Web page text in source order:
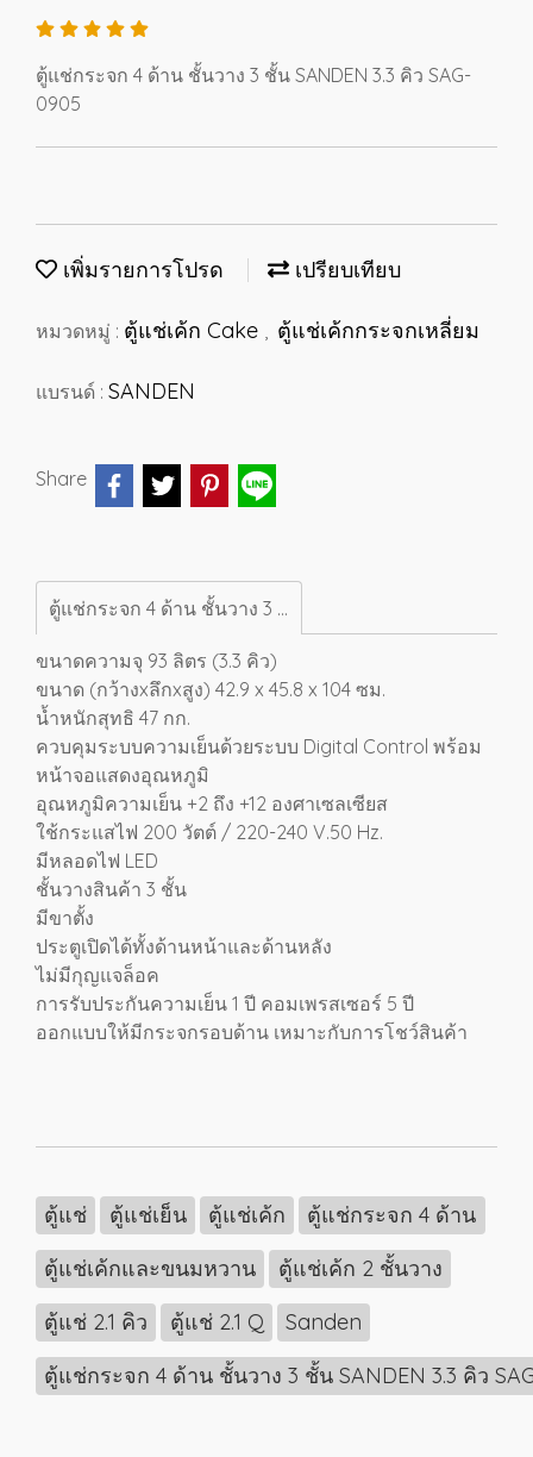
ตู้แช่กระจก 4 ด้าน ชั้นวาง 3 ชั้น SANDEN 3.3 คิว SAG-
0905
เพิ่มรายการโปรด เปรียบเทียบ
หมวดหมู่ : ตู้แช่เค้ก Cake , ตู้แช่เค้กกระจกเหลี่ยม
แบรนด์ : SANDEN
Share
ตู้แช่กระจก 4 ด้าน ชั้นวาง 3 ชั้น SANDEN 3.3 คิว SAG-0905
ขนาดความจุ 93 ลิตร (3.3 คิว)
ขนาด (กว้างxลึกxสูง) 42.9 x 45.8 x 104 ซม.
น้ำหนักสุทธิ 47 กก.
ควบคุมระบบความเย็นด้วยระบบ Digital Control พร้อม
หน้าจอแสดงอุณหภูมิ
อุณหภูมิความเย็น +2 ถึง +12 องศาเซลเซียส
ใช้กระแสไฟ 200 วัตต์ / 220-240 V.50 Hz.
มีหลอดไฟ LED
ชั้นวางสินค้า 3 ชั้น
มีขาตั้ง
ประตูเปิดได้ทั้งด้านหน้าและด้านหลัง
ไม่มีกุญแจล็อค
การรับประกันความเย็น 1 ปี คอมเพรสเซอร์ 5 ปี
ออกแบบให้มีกระจกรอบด้าน เหมาะกับการโชว์สินค้า
ตู้แช่ ตู้แช่เย็น ตู้แช่เค้ก
ตู้แช่กระจก 4 ด้าน
ตู้แช่เค้กและขนมหวาน
ตู้แช่เค้ก 2 ชั้นวาง
ตู้แช่ 2.1 คิว
ตู้แช่ 2.1 Q
Sanden
ตู้แช่กระจก 4 ด้าน ชั้นวาง 3 ชั้น SANDEN 3.3 คิว